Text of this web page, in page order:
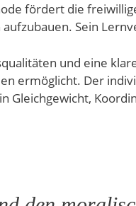
fördert die
Sein
und eine
ermöglicht. Der
Gleichgewicht,